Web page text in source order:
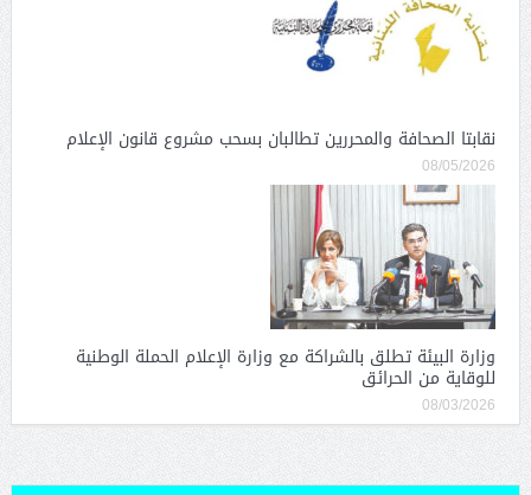
نقابتا الصحافة والمحررين تطالبان بسحب مشروع قانون الإعلام
08/05/2026
وزارة البيئة تطلق بالشراكة مع وزارة الإعلام الحملة الوطنية
للوقاية من الحرائق
08/03/2026